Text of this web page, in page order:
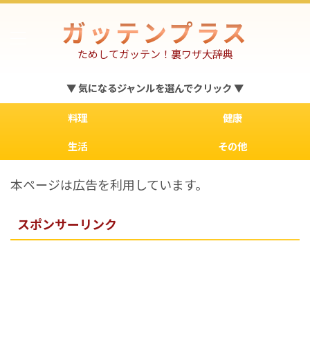
ガッテンプラス
ためしてガッテン！裏ワザ大辞典
▼ 気になるジャンルを選んでクリック ▼
料理
健康
生活
その他
本ページは広告を利用しています。
スポンサーリンク